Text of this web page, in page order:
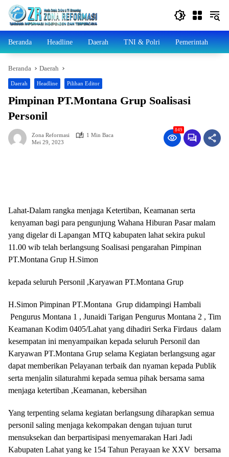
Langsung
konten
Beranda Headline Daerah TNI & Polri Pemerintah
Beranda Daerah
Daerah Headline Pilihan Editor
Pimpinan PT.Montana Grup Soalisasi
Personil
Zona Reformasi
1 Min Baca
Mei 29, 2023
849
Lahat-Dalam rangka menjaga Ketertiban, Keamanan serta
kenyaman bagi para pengunjung Wahana Hiburan Pasar malam
yang digelar di Lapangan MTQ kabupaten lahat sekira pukul
11.00 wib telah berlangsung Soalisasi pengarahan Pimpinan
PT.Montana Grup H.Simon
kepada seluruh Personil ,Karyawan PT.Montana Grup
H.Simon Pimpinan PT.Montana Grup didampingi Hambali
Pengurus Montana 1 , Junaidi Tarigan Pengurus Montana 2 , Tim
Keamanan Kodim 0405/Lahat yang dihadiri Serka Firdaus dalam
kesempatan ini menyampaikan kepada seluruh Personil dan
Karyawan PT.Montana Grup selama Kegiatan berlangsung agar
dapat memberikan Pelayanan terbaik dan nyaman kepada Publik
serta menjalin silaturahmi kepada semua pihak bersama sama
menjaga ketertiban ,Keamanan, kebersihan
Yang terpenting selama kegiatan berlangsung diharapkan semua
personil saling menjaga kekompakan dengan tujuan turut
mensuksekan dan berpartisipasi menyemarakan Hari Jadi
Kabupaten Lahat yang ke 154 Tahun Perayaan ke XXV bersama